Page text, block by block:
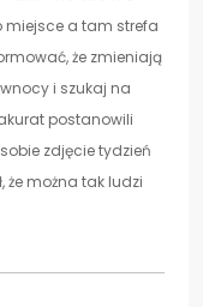
a tam strefa
że zmieniają
i szukaj na
postanowili
zdjęcie tydzień
że można tak ludzi